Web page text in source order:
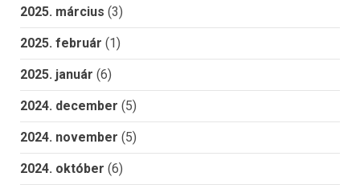
2025. március (3)
2025. február (1)
2025. január (6)
2024. december (5)
2024. november (5)
2024. október (6)